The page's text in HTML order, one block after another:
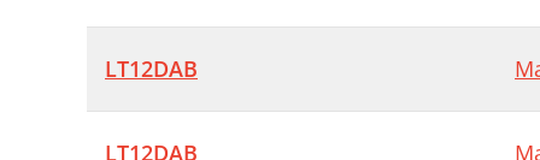
LT12DAB
LT12DAB